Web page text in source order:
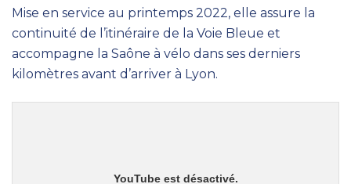
Mise en service au printemps 2022, elle assure la
continuité de l’itinéraire de la Voie Bleue et
accompagne la Saône à vélo dans ses derniers
kilomètres avant d’arriver à Lyon.
YouTube est désactivé.